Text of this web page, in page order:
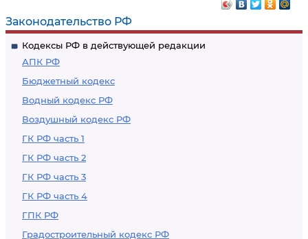
Законодательство РФ
Кодексы РФ в действующей редакции
АПК РФ
Бюджетный кодекс
Водный кодекс РФ
Воздушный кодекс РФ
ГК РФ часть 1
ГК РФ часть 2
ГК РФ часть 3
ГК РФ часть 4
ГПК РФ
Градостроительный кодекс РФ